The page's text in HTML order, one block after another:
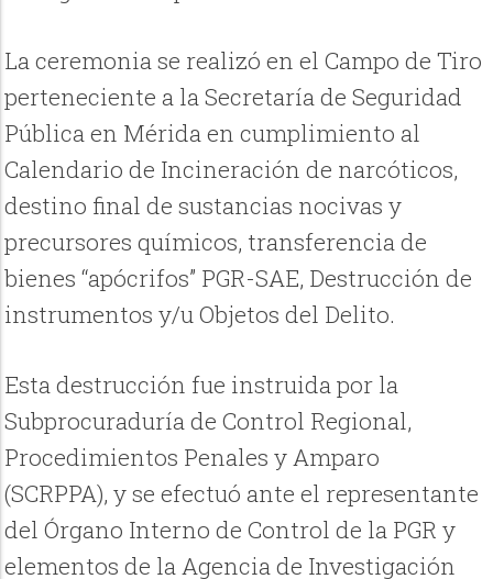
La ceremonia se realizó en el Campo de Tiro
perteneciente a la Secretaría de Seguridad
Pública en Mérida en cumplimiento al
Calendario de Incineración de narcóticos,
destino final de sustancias nocivas y
precursores químicos, transferencia de
bienes “apócrifos” PGR-SAE, Destrucción de
instrumentos y/u Objetos del Delito.
Esta destrucción fue instruida por la
Subprocuraduría de Control Regional,
Procedimientos Penales y Amparo
(SCRPPA), y se efectuó ante el representante
del Órgano Interno de Control de la PGR y
elementos de la Agencia de Investigación